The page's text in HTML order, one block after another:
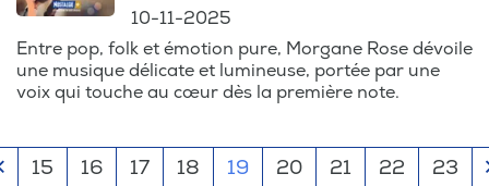
10-11-2025
Entre pop, folk et émotion pure, Morgane Rose dévoile
une musique délicate et lumineuse, portée par une
voix qui touche au cœur dès la première note.
15 16 17 18 19 20 21 22 23